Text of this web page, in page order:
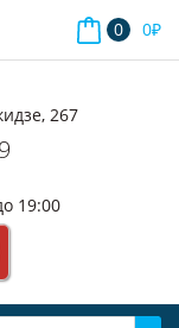
0 0₽
267
19:00